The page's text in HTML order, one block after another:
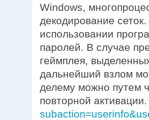
Windows,
декодирование
использовании
паролей. В случае
геймплея,
дальнейший взлом
делему можно путем
повторной